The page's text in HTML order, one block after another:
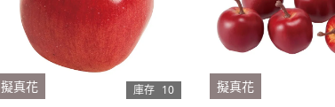
庫存 10
擬真花 擬真花